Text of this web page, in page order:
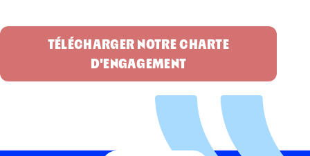
TÉLÉCHARGER NOTRE CHARTE
D'ENGAGEMENT